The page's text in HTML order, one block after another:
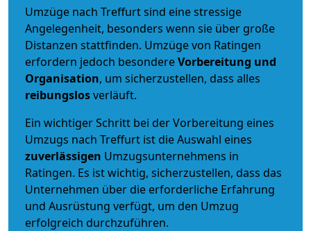
Umzüge nach Treffurt sind eine stressige
Angelegenheit, besonders wenn sie über große
Distanzen stattfinden. Umzüge von Ratingen
erfordern jedoch besondereVorbereitung und
Organisation, um sicherzustellen, dass alles
reibungslosverläuft.
Ein wichtiger Schritt bei der Vorbereitung eines
Umzugs nach Treffurt ist die Auswahl eines
zuverlässigen Umzugsunternehmens in
Ratingen. Es ist wichtig, sicherzustellen, dass das
Unternehmen über die erforderliche Erfahrung
und Ausrüstung verfügt, um den Umzug
erfolgreich durchzuführen.